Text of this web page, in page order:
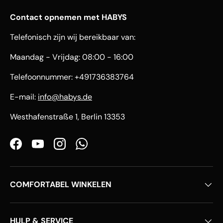
Contact opnemen met HABYS
Telefonisch zijn wij bereikbaar van:
Maandag - Vrijdag: 08:00 - 16:00
Telefoonnummer: +491736383764
E-mail: info@habys.de
Westhafenstraße 1, Berlin 13353
FacebookYouTubeInstagramWhatsApp
COMFORTABEL WINKELEN
HULP & SERVICE